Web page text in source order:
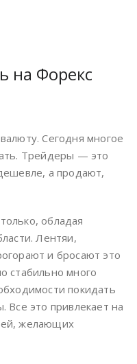
на Форекс
Сегодня многое
Трейдеры — это
а продают,
обладая
Лентяи,
и бросают это
стабильно много
покидать
Все это привлекает на
желающих